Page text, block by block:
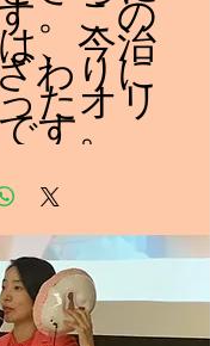
。この
、今治
わりに
たオリ
す。